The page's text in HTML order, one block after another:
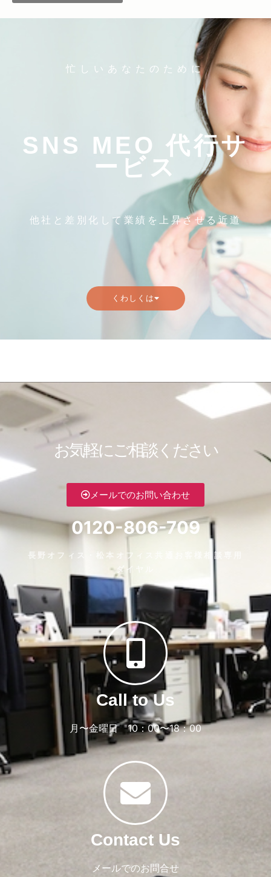
忙しいあなたのために
SNS MEO 代行サ
ービス
他社と差別化して業績を上昇させる近道
くわしくは
お気軽にご相談ください
メールでのお問い合わせ
0120-806-709
長野オフィス・松本オフィス共通お客様相談専用
ダイヤル
Call to Us
月〜金曜日 10：00〜18：00
Contact Us
メールでのお問合せ